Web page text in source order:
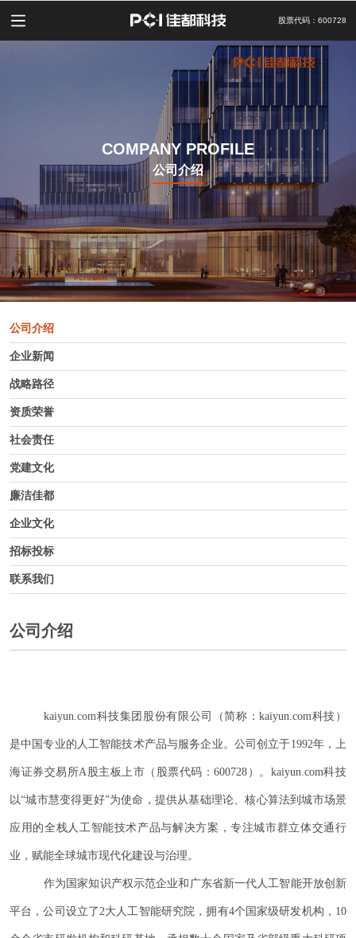
股票代码：600728
COMPANY PROFILE
公司介绍
公司介绍
企业新闻
战略路径
资质荣誉
社会责任
党建文化
廉洁佳都
企业文化
招标投标
联系我们
公司介绍
kaiyun.com科技集团股份有限公司（简称：kaiyun.com科技）
是中国专业的人工智能技术产品与服务企业。公司创立于1992年，上
海证券交易所A股主板上市（股票代码：600728）。kaiyun.com科技
以“城市慧变得更好”为使命，提供从基础理论、核心算法到城市场景
应用的全栈人工智能技术产品与解决方案，专注城市群立体交通行
业，赋能全球城市现代化建设与治理。
作为国家知识产权示范企业和广东省新一代人工智能开放创新
平台，公司设立了 2大人工智能研究院，拥有4个国家级研发机构，10